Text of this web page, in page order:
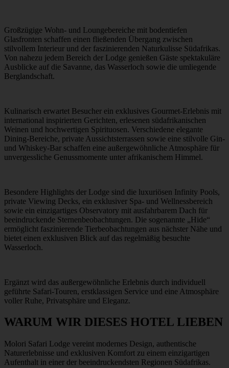
Großzügige Wohn- und Loungebereiche mit bodentiefen
Glasfronten schaffen einen fließenden Übergang zwischen
stilvollem Interieur und der faszinierenden Naturkulisse Südafrikas.
Von nahezu jedem Bereich der Lodge genießen Gäste spektakuläre
Ausblicke auf die Savanne, das Wasserloch sowie die umliegende
Berglandschaft.
Kulinarisch erwartet Besucher ein exklusives Gourmet-Erlebnis mit
international inspirierten Gerichten, erlesenen südafrikanischen
Weinen und hochwertigen Spirituosen. Verschiedene elegante
Dining-Bereiche, private Aussichtsterrassen sowie eine stilvolle Gin-
und Whiskey-Bar schaffen eine außergewöhnliche Atmosphäre für
unvergessliche Genussmomente unter afrikanischem Himmel.
Besondere Highlights der Lodge sind die luxuriösen Infinity Pools,
private Viewing Decks, ein exklusiver Spa- und Wellnessbereich
sowie ein einzigartiges Observatory mit ausfahrbarem Dach für
beeindruckende Sternenbeobachtungen. Die sogenannte „Hide“
ermöglicht faszinierende Tierbeobachtungen aus nächster Nähe und
bietet einen exklusiven Blick auf das regelmäßig besuchte
Wasserloch.
Ergänzt wird das außergewöhnliche Erlebnis durch individuell
geführte Safari-Touren, erstklassigen Service und eine Atmosphäre
voller Ruhe, Privatsphäre und Eleganz.
WARUM WIR DIESES HOTEL LIEBEN
Molori Safari Lodge vereint modernes Design, authentische
Naturerlebnisse und exklusiven Komfort zu einem einzigartigen
Aufenthalt in einer der beeindruckendsten Regionen Südafrikas.